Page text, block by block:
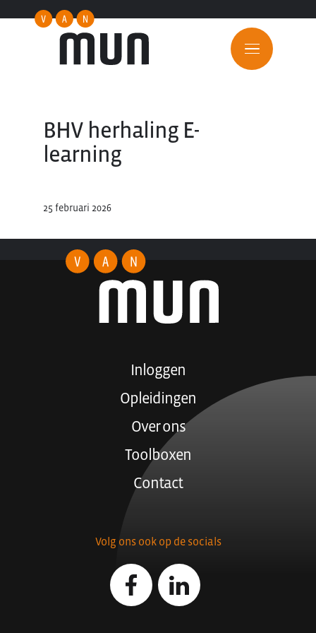
BHV herhaling E-
learning
25 februari 2026
Inloggen
Opleidingen
Over ons
Toolboxen
Contact
Volg ons ook op de socials